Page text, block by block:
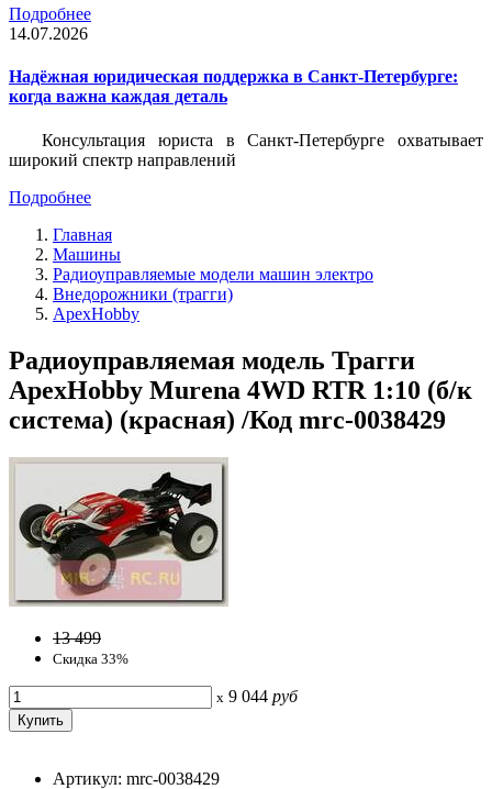
Подробнее
14.07.2026
Надёжная юридическая поддержка в Санкт-Петербурге:
когда важна каждая деталь
Консультация юриста в Санкт-Петербурге охватывает
широкий спектр направлений
Подробнее
Главная
Машины
Радиоуправляемые модели машин электро
Внедорожники (трагги)
ApexHobby
Радиоуправляемая модель Трагги
ApexHobby Murena 4WD RTR 1:10 (б/к
система) (красная) /Код mrc-0038429
13 499
Скидка 33%
x 9 044 руб
Артикул: mrc-0038429